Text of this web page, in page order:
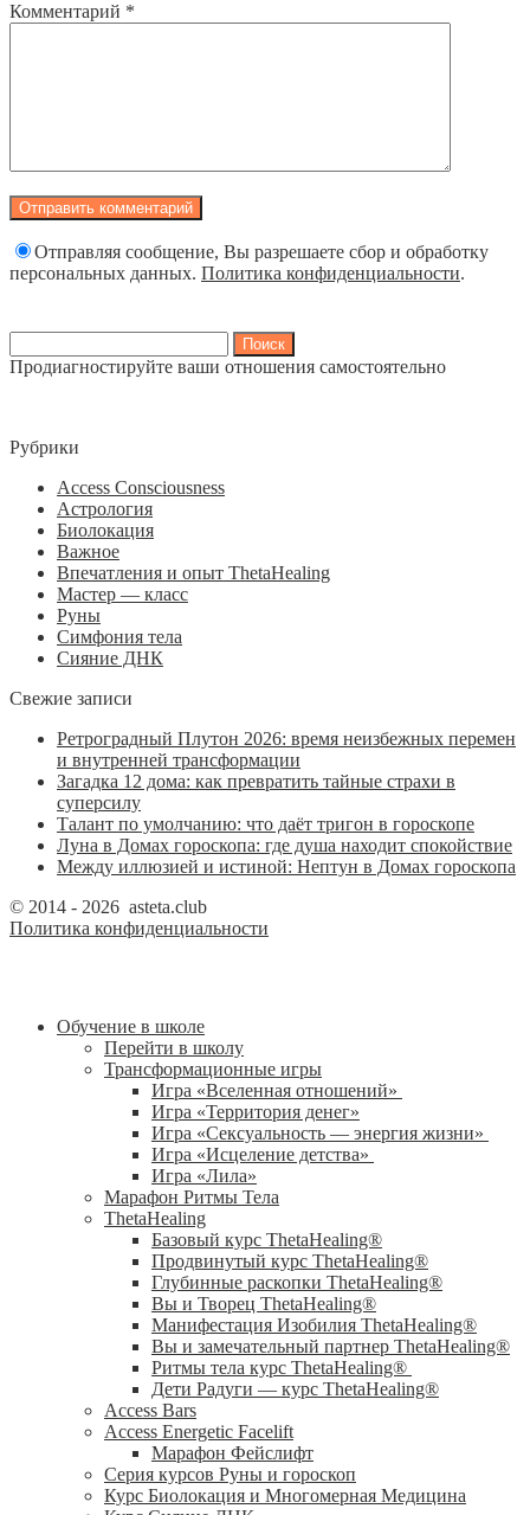
Комментарий *
Отправляя сообщение, Вы разрешаете сбор и обработку
персональных данных. Политика конфиденциальности.
Продиагностируйте ваши отношения самостоятельно
Рубрики
Access Consciousness
Астрология
Биолокация
Важное
Впечатления и опыт ThetaHealing
Мастер — класс
Руны
Симфония тела
Сияние ДНК
Свежие записи
Ретроградный Плутон 2026: время неизбежных перемен
и внутренней трансформации
Загадка 12 дома: как превратить тайные страхи в
суперсилу
Талант по умолчанию: что даёт тригон в гороскопе
Луна в Домах гороскопа: где душа находит спокойствие
Между иллюзией и истиной: Нептун в Домах гороскопа
© 2014 - 2026 asteta.club
Политика конфиденциальности
Обучение в школе
Перейти в школу
Трансформационные игры
Игра «Вселенная отношений»
Игра «Территория денег»
Игра «Сексуальность — энергия жизни»
Игра «Исцеление детства»
Игра «Лила»
Марафон Ритмы Тела
ThetaHealing
Базовый курс ThetaHealing®
Продвинутый курс ThetaHealing®
Глубинные раскопки ThetaHealing®
Вы и Творец ThetaHealing®
Манифестация Изобилия ThetaHealing®
Вы и замечательный партнер ThetaHealing®
Ритмы тела курс ThetaHealing®
Дети Радуги — курс ThetaHealing®
Access Bars
Access Energetic Facelift
Марафон Фейслифт
Серия курсов Руны и гороскоп
Курс Биолокация и Многомерная Медицина